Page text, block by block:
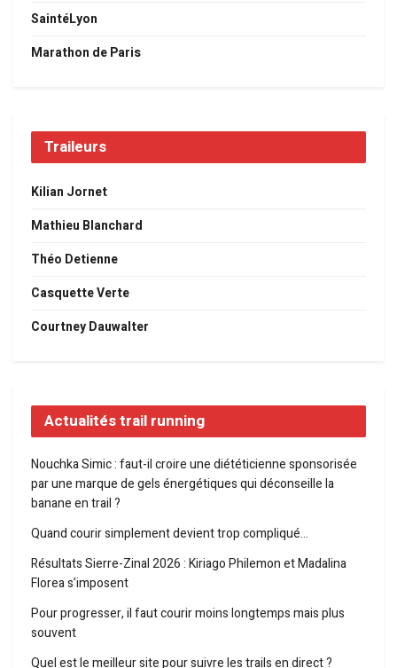
SaintéLyon
Marathon de Paris
Traileurs
Kilian Jornet
Mathieu Blanchard
Théo Detienne
Casquette Verte
Courtney Dauwalter
Actualités trail running
Nouchka Simic : faut-il croire une diététicienne sponsorisée
par une marque de gels énergétiques qui déconseille la
banane en trail ?
Quand courir simplement devient trop compliqué…
Résultats Sierre-Zinal 2026 : Kiriago Philemon et Madalina
Florea s’imposent
Pour progresser, il faut courir moins longtemps mais plus
souvent
Quel est le meilleur site pour suivre les trails en direct ?